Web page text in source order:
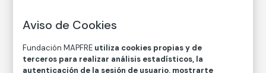
Copia en papel baritado con emulsión de gelatina y
Medidas
Aviso de Cookies
Fundación MAPFRE utiliza cookies propias y de
terceros para realizar análisis estadísticos, la
autenticación de la sesión de usuario, mostrarte